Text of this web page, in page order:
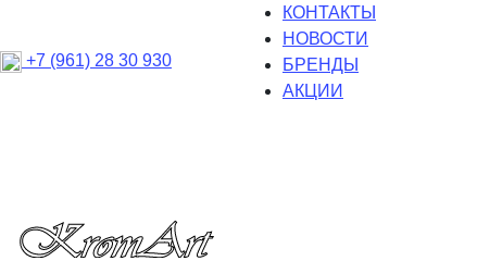
+7 (961) 28 30 930
КОНТАКТЫ
НОВОСТИ
БРЕНДЫ
АКЦИИ